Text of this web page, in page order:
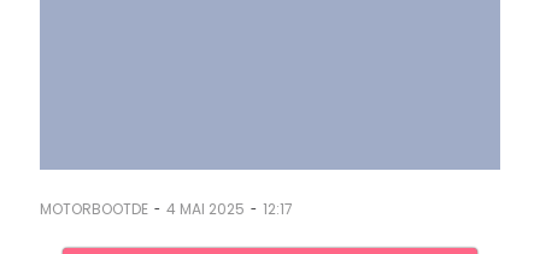
MOTORBOOTDE - 4 MAI 2025 - 12:17